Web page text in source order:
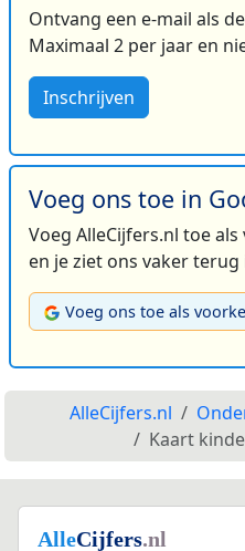
Ontvang een e-mail als
Maximaal 2 per jaar en
Inschrijven
Voeg ons toe in
Voeg AlleCijfers.nl toe
en je ziet ons vaker
Voeg ons toe als
AlleCijfers.nl
Kaart